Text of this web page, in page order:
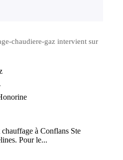
chaudiere-gaz intervient sur
à Conflans Ste
Pour le...